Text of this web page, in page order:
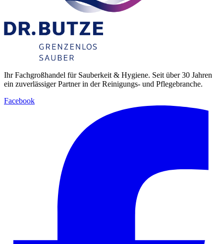
Ihr Fachgroßhandel für Sauberkeit & Hygiene. Seit über 30 Jahren
ein zuverlässiger Partner in der Reinigungs- und Pflegebranche.
Facebook